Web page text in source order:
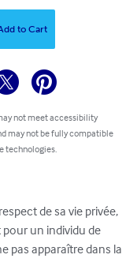
to Cart
not meet accessibility
may not be fully compatible
technologies.
de sa vie privée,
pour un individu de
pas apparaître dans la